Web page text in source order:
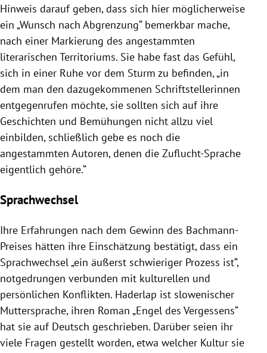
Hinweis darauf geben, dass sich hier möglicherweise
ein „Wunsch nach Abgrenzung“ bemerkbar mache,
nach einer Markierung des angestammten
literarischen Territoriums. Sie habe fast das Gefühl,
sich in einer Ruhe vor dem Sturm zu befinden, „in
dem man den dazugekommenen Schriftstellerinnen
entgegenrufen möchte, sie sollten sich auf ihre
Geschichten und Bemühungen nicht allzu viel
einbilden, schließlich gebe es noch die
angestammten Autoren, denen die Zuflucht-Sprache
eigentlich gehöre.“
Sprachwechsel
Ihre Erfahrungen nach dem Gewinn des Bachmann-
Preises hätten ihre Einschätzung bestätigt, dass ein
Sprachwechsel „ein äußerst schwieriger Prozess ist“,
notgedrungen verbunden mit kulturellen und
persönlichen Konflikten. Haderlap ist slowenischer
Muttersprache, ihren Roman „Engel des Vergessens“
hat sie auf Deutsch geschrieben. Darüber seien ihr
viele Fragen gestellt worden, etwa welcher Kultur sie